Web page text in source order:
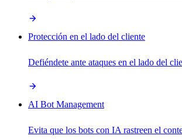
Protección en el lado del cliente
Defiéndete ante ataques en el lado del
AI Bot Management
Evita que los bots con IA rastreen el